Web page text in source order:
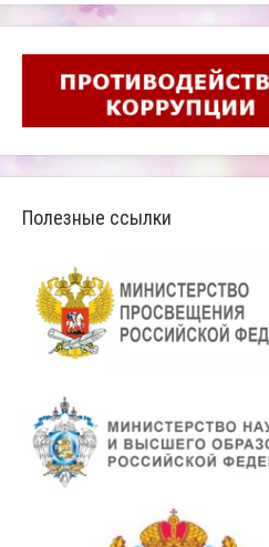
Полезные ссылки